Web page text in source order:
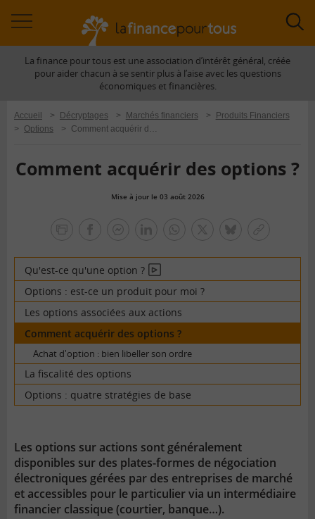
àLa finance pour tous est une association d’intérêt général, créée
pour aider chacun à se sentir plus à l’aise avec les questions
économiques et financières.
Accueil > Décryptages > Marchés financiers >
Produits Financiers
>
Options > Comment acquérir des options ?
Comment acquérir des options ?
Mise à jour le 03 août 2026
tous
Qu'est-ce qu'une option ?En
vidéo
Options : est-ce un produit pour moi ?
Les options associées aux actions
Comment acquérir des options ?
Achat d'option : bien libeller son ordre
La fiscalité des options
Options : quatre stratégies de base
Les options sur actions sont généralement
disponibles sur des plates-formes de négociation
électroniques gérées par des entreprises de marché
et accessibles pour le particulier via un intermédiaire
financier classique (courtier, banque…).